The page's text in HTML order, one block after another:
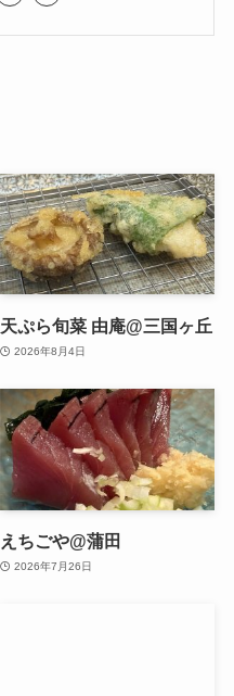
天ぷら旬菜 由庵@三国ヶ丘
2026年8月4日
えちごや@蒲田
2026年7月26日